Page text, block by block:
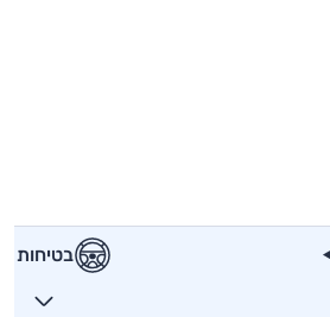
בטיחות